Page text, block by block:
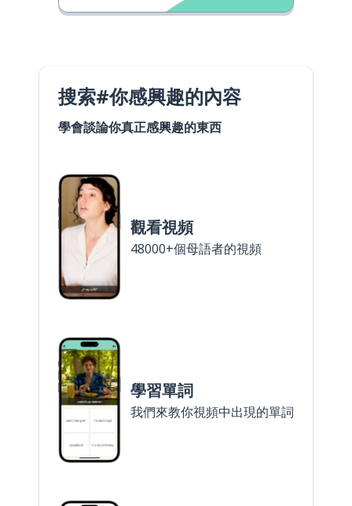
搜索#你感興趣的內容
學會談論你真正感興趣的東西
觀看視頻
48000+個母語者的視頻
學習單詞
我們來教你視頻中出現的單詞